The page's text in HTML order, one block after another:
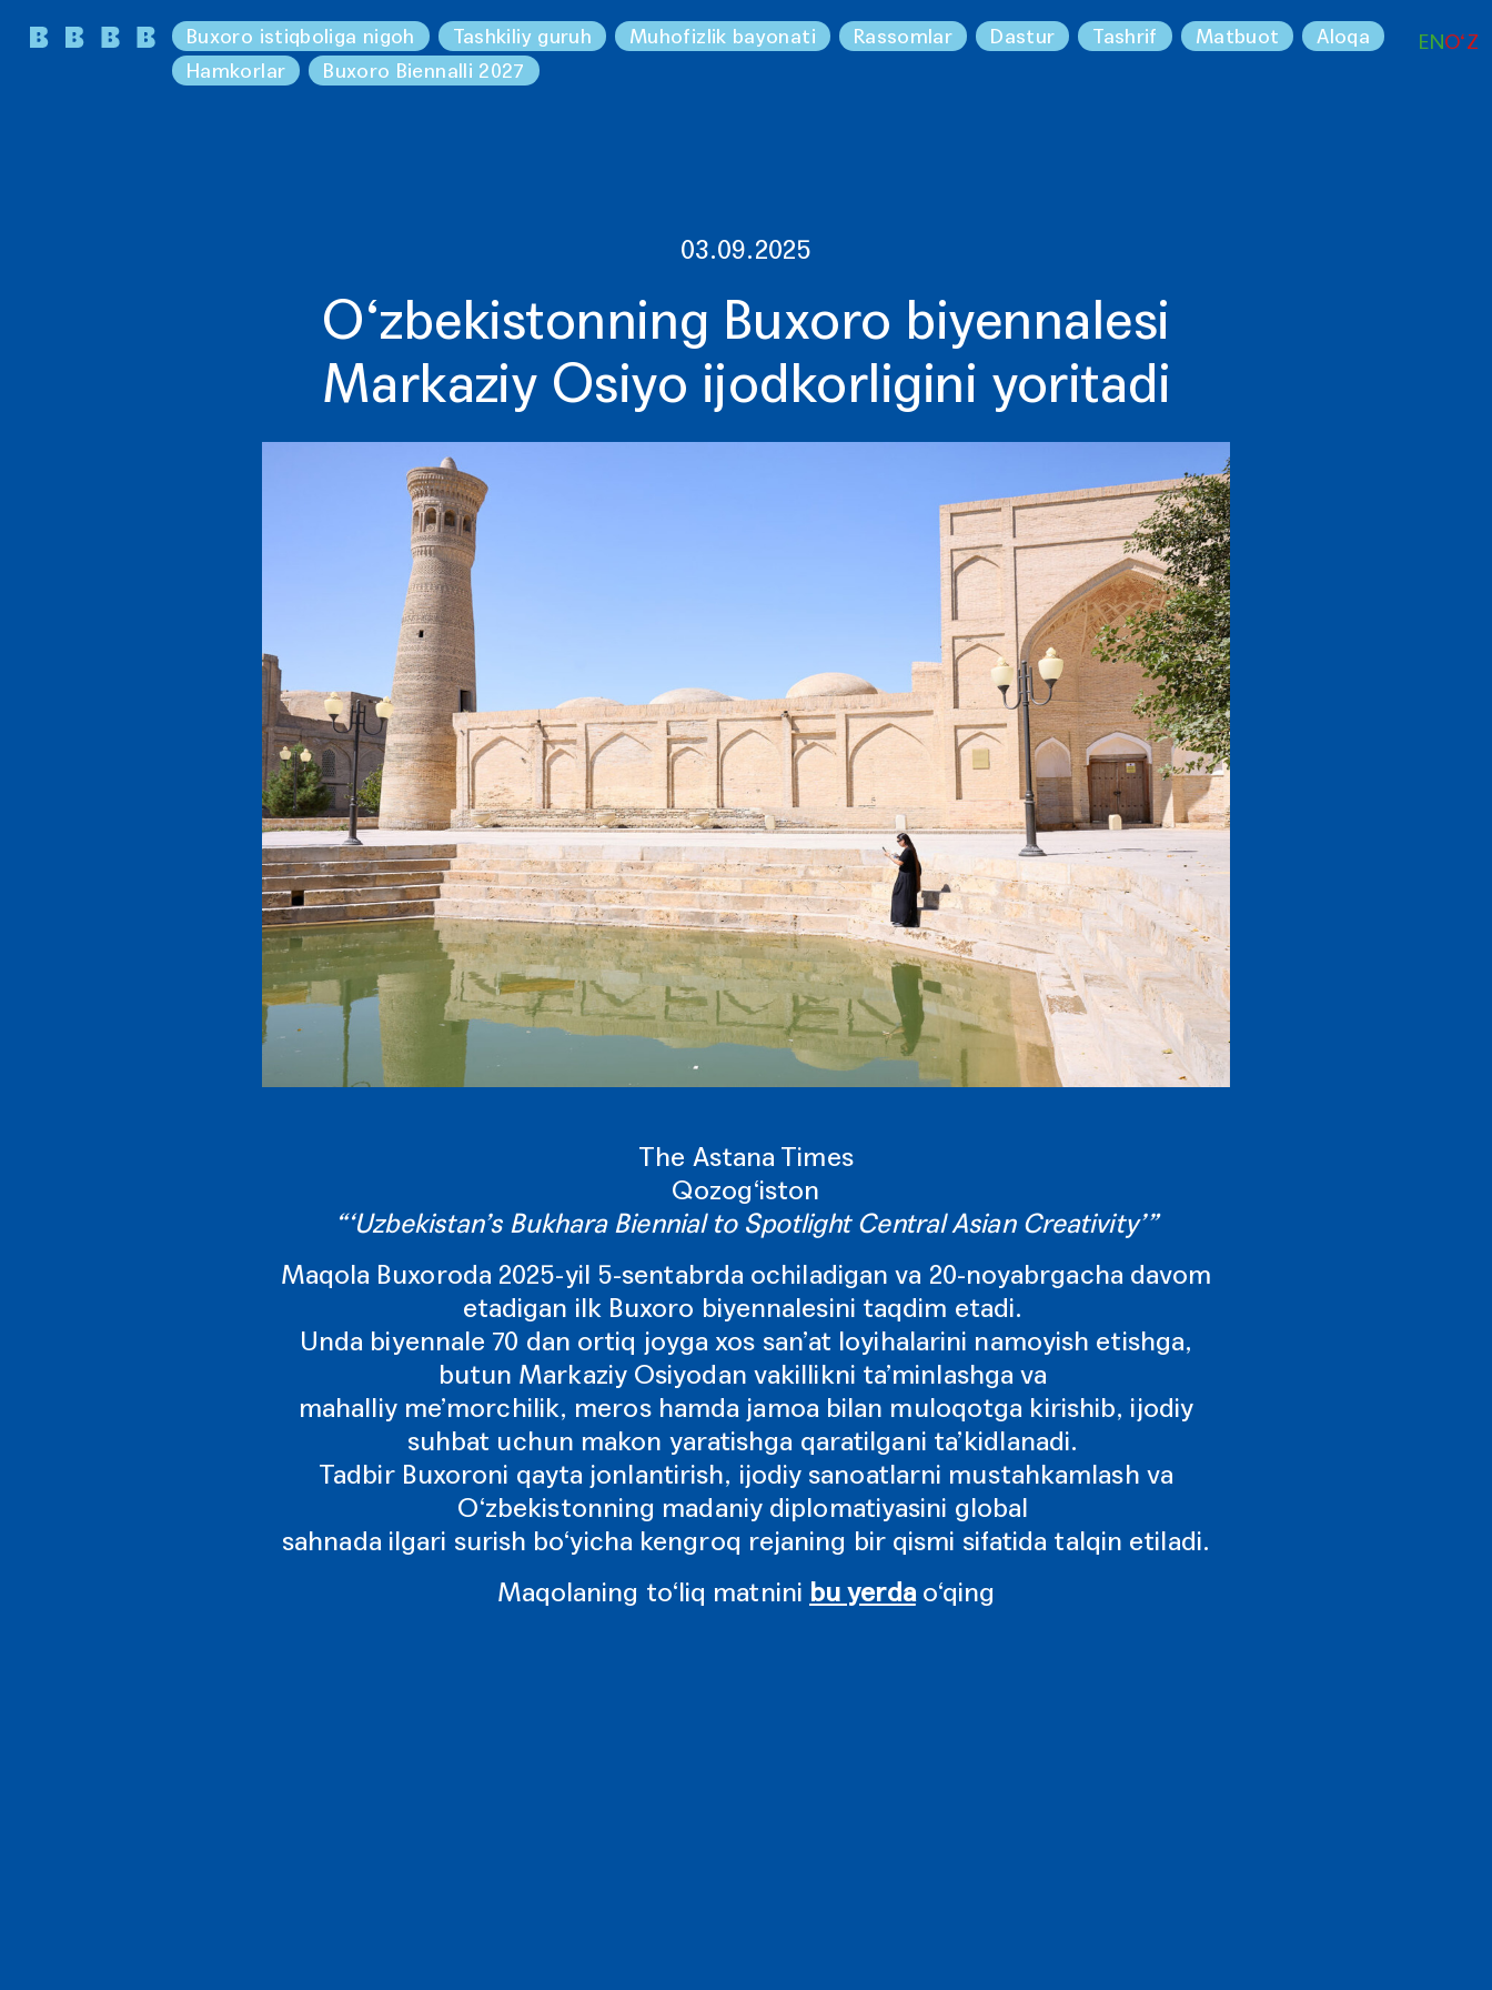
Buxoro istiqboliga nigoh Tashkiliy guruh Muhofizlik bayonati Rassomlar Dastur Tashrif Matbuot
Aloqa
Hamkorlar
Buxoro Biennalli 2027
ENO‘Z
03.09.2025
O‘zbekistonning Buxoro biyennalesi
Markaziy Osiyo ijodkorligini yoritadi
The Astana Times
Qozog‘iston
“‘Uzbekistan’s Bukhara Biennial to Spotlight Central Asian Creativity’”
Maqola Buxoroda 2025-yil 5-sentabrda ochiladigan va 20-noyabrgacha davom
etadigan ilk Buxoro biyennalesini taqdim etadi.
Unda biyennale 70 dan ortiq joyga xos san’at loyihalarini namoyish etishga,
butun Markaziy Osiyodan vakillikni ta’minlashga va
mahalliy me’morchilik, meros hamda jamoa bilan muloqotga kirishib, ijodiy
suhbat uchun makon yaratishga qaratilgani ta’kidlanadi.
Tadbir Buxoroni qayta jonlantirish, ijodiy sanoatlarni mustahkamlash va
O‘zbekistonning madaniy diplomatiyasini global
sahnada ilgari surish bo‘yicha kengroq rejaning bir qismi sifatida talqin etiladi.
Maqolaning to‘liq matnini bu yerdao‘qing